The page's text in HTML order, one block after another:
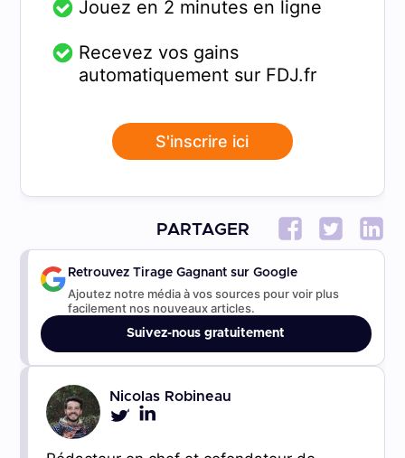
Jouez en 2 minutes en ligne
Recevez vos gains
automatiquement sur FDJ.fr
S'inscrire ici
PARTAGER
Retrouvez Tirage Gagnant sur Google
Ajoutez notre média à vos sources pour voir plus
facilement nos nouveaux articles.
Suivez-nous gratuitement
Nicolas Robineau